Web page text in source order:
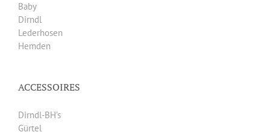
Baby
Dirndl
Lederhosen
Hemden
ACCESSOIRES
Dirndl-BH’s
Gürtel